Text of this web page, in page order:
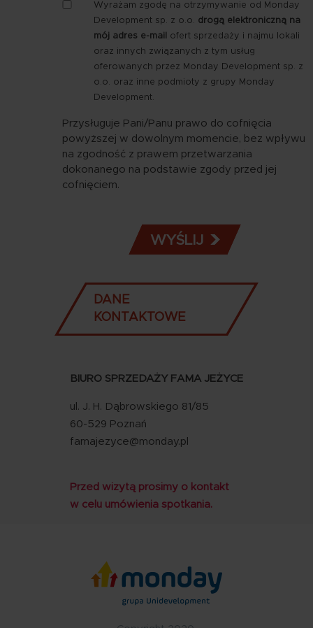
Zgoda
marketing
mail
Wyrażam zgodę na otrzymywanie od Monday
Development sp. z o.o. drogą elektroniczną na
mój adres e-mail
ofert sprzedaży i najmu lokali
oraz innych związanych z tym usług
oferowanych przez Monday Development sp. z
o.o. oraz inne podmioty z grupy Monday
Development.
Przysługuje Pani/Panu prawo do cofnięcia
powyższej w dowolnym momencie, bez wpływu
na zgodność z prawem przetwarzania
dokonanego na podstawie zgody przed jej
cofnięciem.
DANE
KONTAKTOWE
BIURO SPRZEDAŻY FAMA JEŻYCE
ul. J. H. Dąbrowskiego 81/85
60-529 Poznań
famajezyce@monday.pl
Przed wizytą prosimy o kontakt
w celu umówienia spotkania.